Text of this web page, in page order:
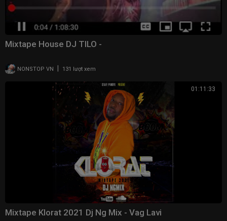
Mixtape House DJ TILO -
NONSTOP VN 131 lượt xem
01:11:33
Mixtape Klorat 2021 Dj Ng Mix - Vag Lavi